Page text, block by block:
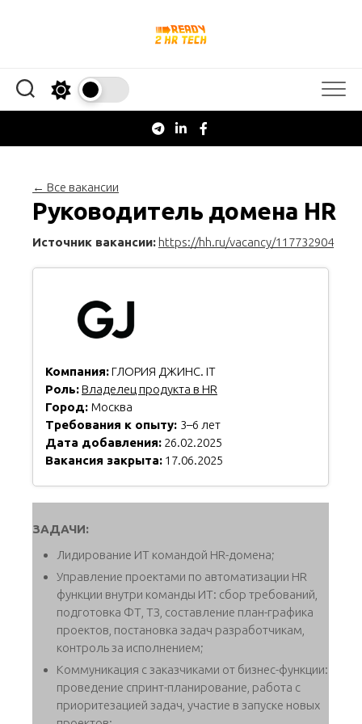
← Все вакансии
Руководитель домена HR
Источник вакансии: https://hh.ru/vacancy/117732904
Компания:ГЛОРИЯ ДЖИНС. IT
Роль:Владелец продукта в HR
Город: Москва
Требования к опыту: 3–6 лет
Дата добавления: 26.02.2025
Вакансия закрыта: 17.06.2025
ЗАДАЧИ:
Лидирование ИТ командой HR-домена;
Управление проектами по автоматизации HR
функции внутри команды ИТ: сбор требований,
подготовка ФТ, ТЗ, составление план-графика
проектов, постановка задач разработчикам,
контроль за исполнением;
Коммуникация с заказчиками от бизнес-функции:
проведение спринт-планирование, работа с
приоритезацией задач, участие в запуске новых